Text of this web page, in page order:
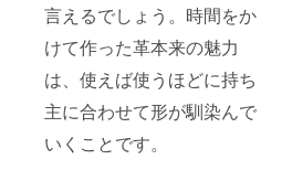
言えるでしょう。時間をか
けて作った革本来の魅力
は、使えば使うほどに持ち
主に合わせて形が馴染んで
いくことです。